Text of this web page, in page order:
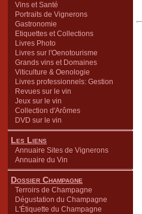
Vins et Santé
Portraits de Vignerons
Gastronomie
Etiquettes et Collections
Livres Photo
Livres sur l'Oenotourisme
Grands vins et Domaines
Viticulture & Oenologie
Livres professionnels: Gestion
Revues sur le vin
Jeux sur le vin
Collection d'Arômes
DVD sur le vin
Les Liens
Annuaire Sites de Vignerons
Annuaire du Vin
Dossier Champagne
Terroirs de Champagne
Dégustation du Champagne
L'Étiquette du Champagne